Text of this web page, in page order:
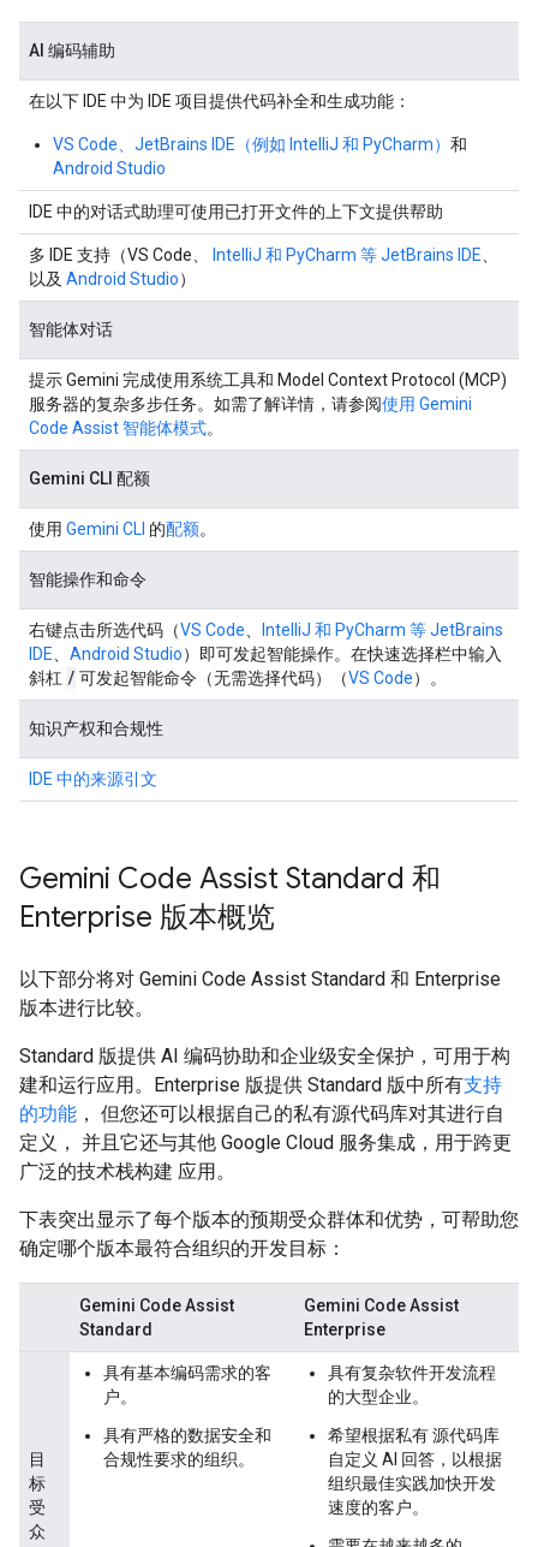
AI 编码辅助
在以下 IDE 中为 IDE 项目提供代码补全和生成功能：
VS Code、JetBrains IDE（例如 IntelliJ 和 PyCharm） 和
Android Studio
IDE 中的对话式助理可使用已打开文件的上下文提供帮助
多 IDE 支持（VS Code、 IntelliJ 和 PyCharm 等 JetBrains IDE
以及 Android Studio）
智能体对话
提示 Gemini 完成使用系统工具和 Model Context Protocol (MCP)
服务器的复杂多步任务。如需了解详情，请参阅使用 Gemini
Code Assist 智能体模式。
Gemini CLI 配额
使用 Gemini CLI 的配额。
智能操作和命令
右键点击所选代码（VS Code
IntelliJ 和 PyCharm 等 JetBrains
IDE
Android Studio）即可发起智能操作。在快速选择栏中输入
斜杠 / 可发起智能命令（无需选择代码）（VS Code）。
知识产权和合规性
IDE 中的来源引文
Gemini Code Assist Standard 和
Enterprise 版本概览
以下部分将对 Gemini Code Assist Standard 和 Enterprise
版本进行比较。
Standard 版提供 AI 编码协助和企业级安全保护，可用于构
建和运行应用。Enterprise 版提供 Standard 版中所有支持
的功能 ， 但您还可以根据自己的私有源代码库对其进行自
定义， 并且它还与其他 Google Cloud 服务集成，用于跨更
广泛的技术栈构建 应用。
下表突出显示了每个版本的预期受众群体和优势，可帮助您
确定哪个版本最符合组织的开发目标：
Gemini Code Assist
Standard
Gemini Code Assist
Enterprise
目
标
受
众
具有基本编码需求的客
户。
具有严格的数据安全和
合规性要求的组织。
具有复杂软件开发流程
的大型企业。
希望根据私有 源代码库
自定义 AI 回答，以根据
组织最佳实践加快开发
速度的客户。